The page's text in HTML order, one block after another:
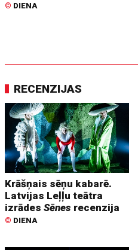
© DIENA
RECENZIJAS
Krāšņais sēņu kabarē.
Latvijas Leļļu teātra
izrādesSēnes recenzija
© DIENA